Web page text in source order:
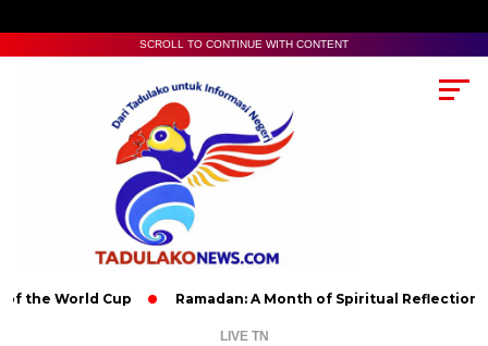
SCROLL TO CONTINUE WITH CONTENT
Cup Ramadan: A Month of Spiritual Reflection,
LIVE TN